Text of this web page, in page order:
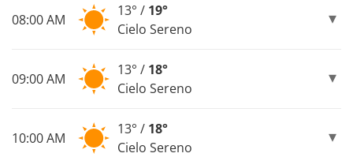
08:00 AM
13° / 19°
Cielo Sereno
09:00 AM
13° / 18°
Cielo Sereno
10:00 AM
13° / 18°
Cielo Sereno